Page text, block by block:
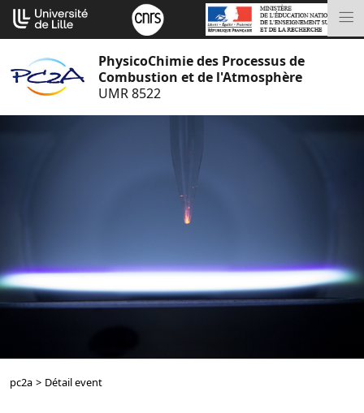
Aller
au
contenu
PhysicoChimie des Processus de
Combustion et de l'Atmosphère
UMR 8522
pc2a > Détail event
Cookies management panel